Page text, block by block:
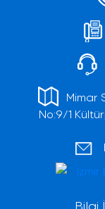
Mimar
No:9/1
Bilgi